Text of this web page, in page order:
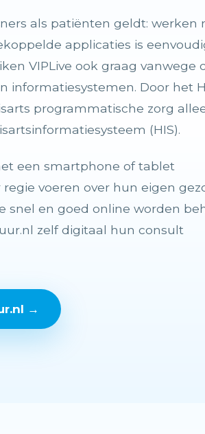
als patiënten geldt: werken
applicaties is
VIPLive ook graag vanwege
informatiesystemen. Door het
programmatische zorg
(HIS).
een smartphone of tablet
voeren over hun eigen
snel en goed online worden
zelf digitaal hun consult
→